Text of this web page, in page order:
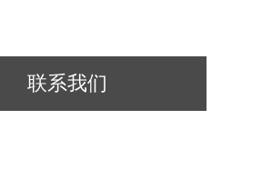
联系我们